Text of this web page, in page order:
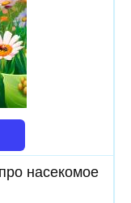
насекомое